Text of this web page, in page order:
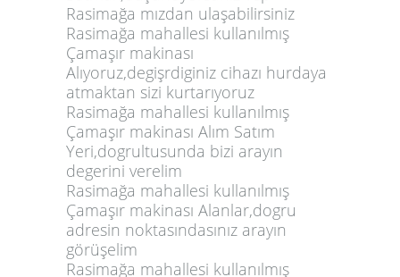
Rasimağa mızdan ulaşabilirsiniz
Rasimağa mahallesi kullanılmış
Çamaşır makinası
Alıyoruz,degişrdiginiz cihazı hurdaya
atmaktan sizi kurtarıyoruz
Rasimağa mahallesi kullanılmış
Çamaşır makinası Alım Satım
Yeri,dogrultusunda bizi arayın
degerini verelim
Rasimağa mahallesi kullanılmış
Çamaşır makinası Alanlar,dogru
adresin noktasındasınız arayın
görüşelim
Rasimağa mahallesi kullanılmış